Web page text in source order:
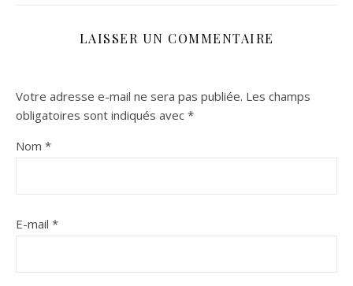
LAISSER UN COMMENTAIRE
Votre adresse e-mail ne sera pas publiée. Les champs
obligatoires sont indiqués avec *
Nom *
E-mail *